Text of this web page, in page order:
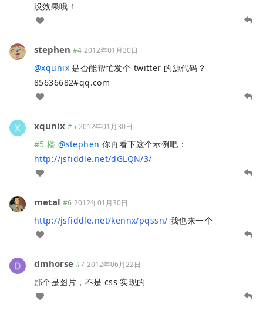
没效果哦！
stephen #4 2012年01月30日
@xqunix是否能帮忙发个 twitter 的源代码？
85636682#qq.com
xqunix #5 2012年01月30日
#5 楼 @stephen 你再看下这个示例吧：
http://jsfiddle.net/dGLQN/3/
metal #6 2012年01月30日
http://jsfiddle.net/kennx/pqssn/ 我也来一个
dmhorse #7 2012年06月22日
那个是图片，不是 css 实现的